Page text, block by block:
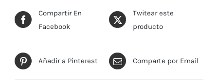
Compartir En
Facebook
Twitear este
producto
Añadir a Pinterest Comparte por Email